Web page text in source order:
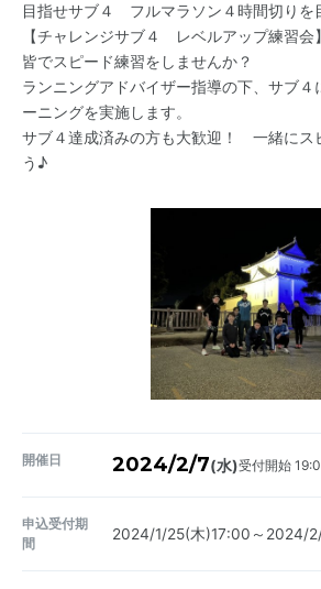
目指せサブ４ フルマラソン４時間切りを
【チャレンジサブ４ レベルアップ練習会】
皆でスピード練習をしませんか？
ランニングアドバイザー指導の下、サブ４
ーニングを実施します。
サブ４達成済みの方も大歓迎！ 一緒にス
う♪
開催日 2024/2/7(水)受付開始
申込受付期
間
2024/1/25(木)17:00～2024/